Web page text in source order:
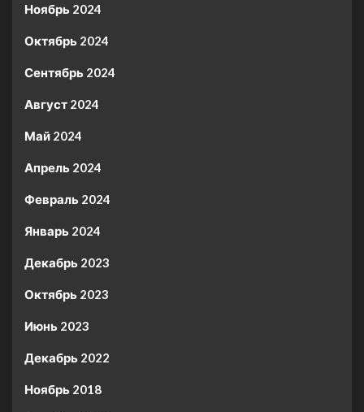
Ноябрь 2024
Октябрь 2024
Сентябрь 2024
Август 2024
Май 2024
Апрель 2024
Февраль 2024
Январь 2024
Декабрь 2023
Октябрь 2023
Июнь 2023
Декабрь 2022
Ноябрь 2018